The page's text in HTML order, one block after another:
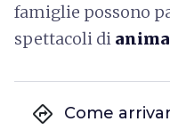
famiglie possono
spettacoli di
directions Come